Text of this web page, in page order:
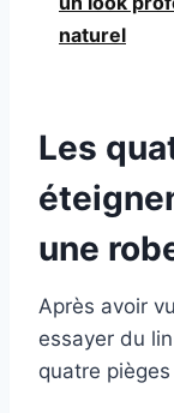
naturel
Les
une
Après avoir
essayer du
quatre